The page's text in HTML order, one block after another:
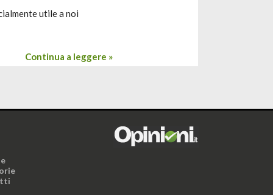
utile a noi
Continua a leggere »